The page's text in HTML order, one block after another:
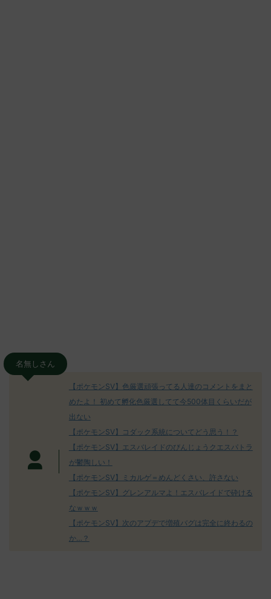
名無しさん
【ポケモンSV】色厳選頑張ってる人達のコメントをまと
めたよ！ 初めて孵化色厳選してて今500体目くらいだが
出ない
【ポケモンSV】コダック系統についてどう思う！？
【ポケモンSV】エスバレイドのびんじょうクエスパトラ
が鬱陶しい！
【ポケモンSV】ミカルゲ＝めんどくさい、許さない
【ポケモンSV】グレンアルマよ！エスバレイドで砕ける
なｗｗｗ
【ポケモンSV】次のアプデで増殖バグは完全に終わるの
か…？